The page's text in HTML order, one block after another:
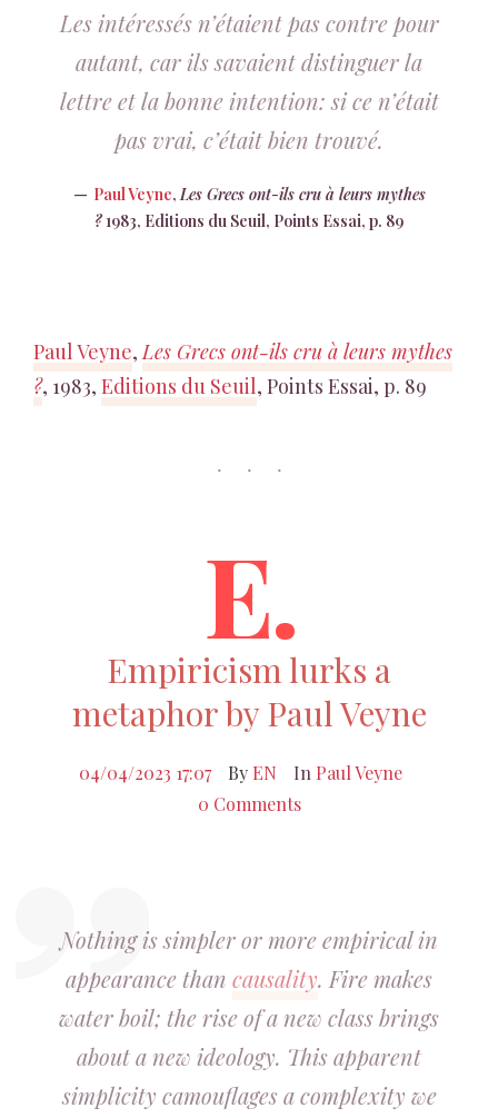
Les intéressés n’étaient pas contre pour
autant, car ils savaient distinguer la
lettre et la bonne intention: si ce n’était
pas vrai, c’était bien trouvé.
Paul Veyne,Les Grecs ont-ils cru à leurs mythes
?1983, Editions du Seuil, Points Essai, p. 89
Paul Veyne,Les Grecs ont-ils cru à leurs mythes
?, 1983, Editions du Seuil, Points Essai, p. 89
E.
Empiricism lurks a
metaphor by Paul Veyne
04/04/2023 17:07 By EN In Paul Veyne
0 Comments
Nothing is simpler or more empirical in
appearance than causality. Fire makes
water boil; the rise of a new class brings
about a new ideology. This apparent
simplicity camouflages a complexity we